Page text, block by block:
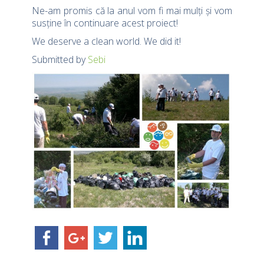
Ne-am promis că la anul vom fi mai mulți și vom
susține în continuare acest proiect!
We deserve a clean world. We did it!
Submitted bySebi